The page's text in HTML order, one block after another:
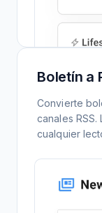
Boletín a
Convierte
canales
cualquier